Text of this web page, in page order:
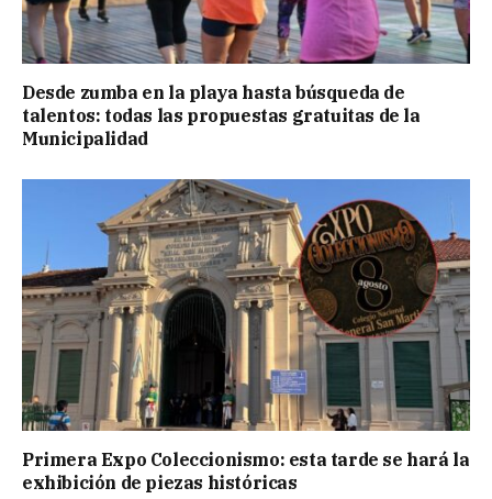
Desde zumba en la playa hasta búsqueda de
talentos: todas las propuestas gratuitas de la
Municipalidad
Primera Expo Coleccionismo: esta tarde se hará la
exhibición de piezas históricas